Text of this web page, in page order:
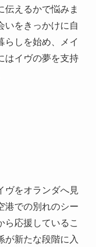
伝えるかで悩みま
いをきっかけに自
らしを始め、メイ
はイヴの夢を支持
ヴをオランダへ見
港での別れのシー
ら応援しているこ
が新たな段階に入